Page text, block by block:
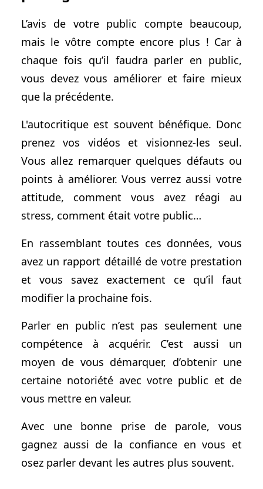
L’avis de votre public compte beaucoup,
mais le vôtre compte encore plus ! Car à
chaque fois qu’il faudra parler en public,
vous devez vous améliorer et faire mieux
que la précédente.
L'autocritique est souvent bénéfique. Donc
prenez vos vidéos et visionnez-les seul.
Vous allez remarquer quelques défauts ou
points à améliorer. Vous verrez aussi votre
attitude, comment vous avez réagi au
stress, comment était votre public…
En rassemblant toutes ces données, vous
avez un rapport détaillé de votre prestation
et vous savez exactement ce qu’il faut
modifier la prochaine fois.
Parler en public n’est pas seulement une
compétence à acquérir. C’est aussi un
moyen de vous démarquer, d’obtenir une
certaine notoriété avec votre public et de
vous mettre en valeur.
Avec une bonne prise de parole, vous
gagnez aussi de la confiance en vous et
osez parler devant les autres plus souvent.